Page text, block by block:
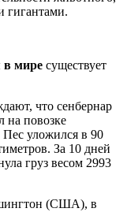
гигантами.
в мире существует
что сенбернар
на повозке
уложился в 90
За 10 дней
груз весом 2993
(США), в